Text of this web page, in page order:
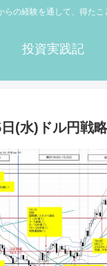
らの経験を通して、得たこ
投資実践記
(水)ドル円戦